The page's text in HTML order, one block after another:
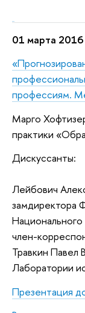
01 марта 2016
профессиям.
Марго
практики
Дискуссанты:
Лейбович
замдиректора
Национального
член-
Травкин Павел
Лаборатории
Презентация